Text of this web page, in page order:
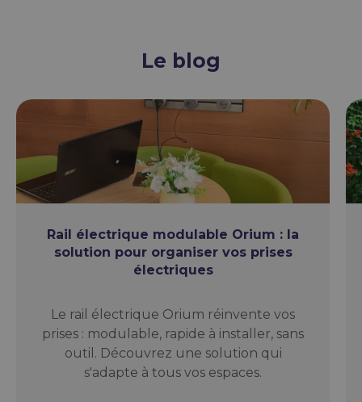
Le blog
Rail électrique modulable Orium : la
solution pour organiser vos prises
électriques
Le rail électrique Orium réinvente vos
prises : modulable, rapide à installer, sans
outil. Découvrez une solution qui
s'adapte à tous vos espaces.